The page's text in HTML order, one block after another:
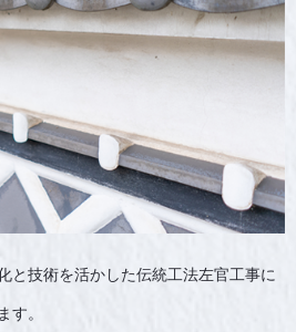
と技術を活かした伝統工法左官工事に
す。